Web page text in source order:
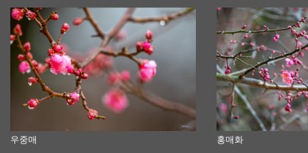
우중매
홍매화